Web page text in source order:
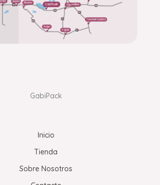
GabiPack
Inicio
Tienda
Sobre Nosotros